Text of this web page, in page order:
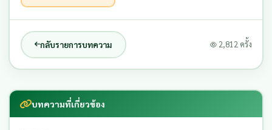
กลับรายการบทความ 2,812 ครั้ง
บทความที่เกี่ยวข้อง